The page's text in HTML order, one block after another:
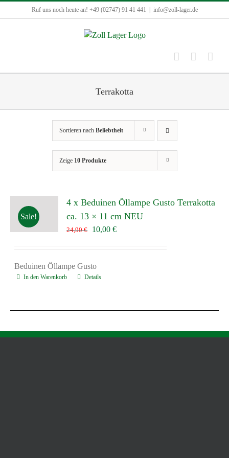
Inhalt
Ruf uns noch heute an! +49 (02747) 91 41 441 info@zoll-lager.de
Terrakotta
Sortieren nach Beliebtheit
Zeige 10 Produkte
Sale!
4 x Beduinen Öllampe Gusto Terrakotta
ca. 13 × 11 cm NEU
24,90€
Ursprünglicher
24,90 €
10,00€Aktueller
Beduinen Öllampe Gusto
In den Warenkorb Details